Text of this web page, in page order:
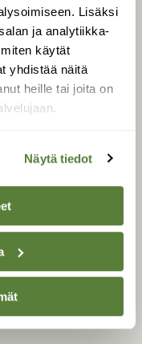
Lisäksi
ja analytiikka-
käytät
yhdistää näitä
heille tai joita on
Näytä tiedot
Luonto
LUONNON­
Luonto -lehden